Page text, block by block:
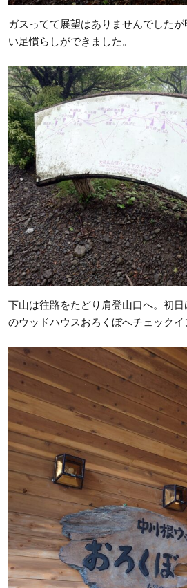
ガスってて展望はありませんでした
い足慣らしができました。
下山は往路をたどり肩登山口へ。初
のウッドハウスおろくぼへチェックイ